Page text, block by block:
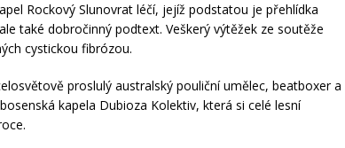
Rockový Slunovrat léčí, jejíž podstatou je přehlídka
také dobročinný podtext. Veškerý výtěžek ze soutěže
cystickou fibrózou.
proslulý australský pouliční umělec, beatboxer a
kapela Dubioza Kolektiv, která si celé lesní